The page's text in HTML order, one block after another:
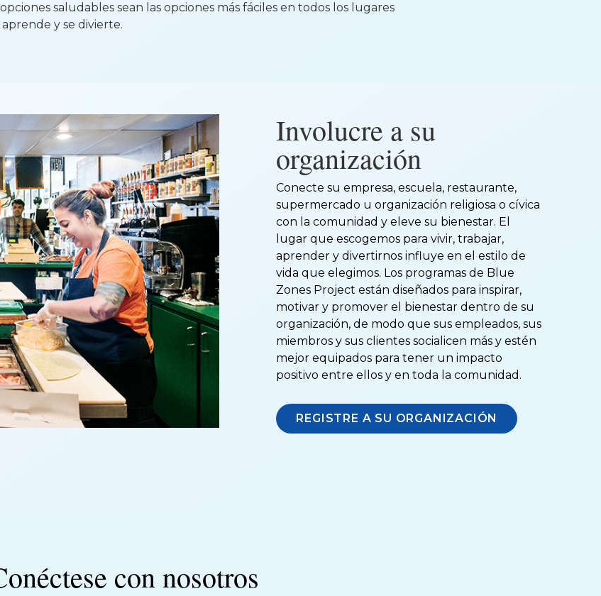
saludables sean las opciones más fáciles en todos los lugares
y se divierte.
Involucre a su
organización
Conecte su empresa, escuela, restaurante,
supermercado u organización religiosa o cívica
con la comunidad y eleve su bienestar. El
lugar que escogemos para vivir, trabajar,
aprender y divertirnos influye en el estilo de
vida que elegimos. Los programas de Blue
Zones Project están diseñados para inspirar,
motivar y promover el bienestar dentro de su
organización, de modo que sus empleados, sus
miembros y sus clientes socialicen más y estén
mejor equipados para tener un impacto
positivo entre ellos y en toda la comunidad.
REGISTRE A SU ORGANIZACIÓN
con nosotros